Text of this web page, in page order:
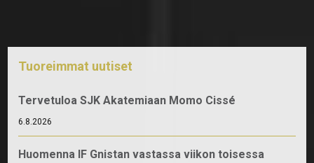
Tuoreimmat uutiset
Tervetuloa SJK Akatemiaan Momo Cissé
6.8.2026
Huomenna IF Gnistan vastassa viikon toisessa